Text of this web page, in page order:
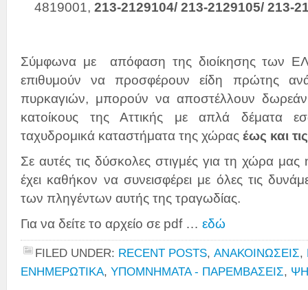
4819001, 213-2129104/ 213-2129105/ 213-
Σύμφωνα με απόφαση της διοίκησης των
επιθυμούν να προσφέρουν είδη πρώτης
πυρκαγιών, μπορούν να αποστέλλουν
κατοίκους της Αττικής με απλά δέματα
ταχυδρομικά καταστήματα της χώρας έως και
Σε αυτές τις δύσκολες στιγμές για τη χώρα μας
έχει καθήκον να συνεισφέρει με όλες τις
των πληγέντων αυτής της τραγωδίας.
Για να δείτε το αρχείο σε pdf … εδώ
FILED UNDER: RECENT POSTS, ΑΝΑΚΟΙΝΩΣΕΙΣ,
ΕΝΗΜΕΡΩΤΙΚΑ, ΥΠΟΜΝΗΜΑΤΑ - ΠΑΡΕΜΒΑΣΕΙΣ,